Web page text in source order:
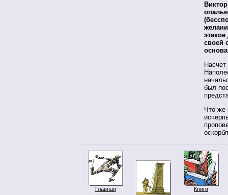
своей
был
Что же
Главная
Книги